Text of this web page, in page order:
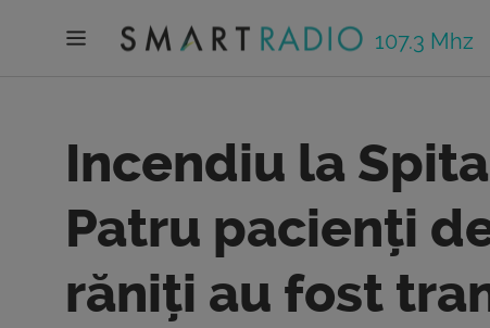
107.3 Mhz
Incendiu la
Patru pacienți
răniți au fost